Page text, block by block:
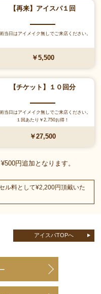
【再来】アイスパ１回
当日はアイメイク無しでご来店ください。
￥5,500
【チケット】１０回分
当日はアイメイク無しでご来店ください。
１回あたり￥2,750お得！
￥27,500
円追加となります。
ル料として¥2,200円頂戴いた
アイスパTOPへ